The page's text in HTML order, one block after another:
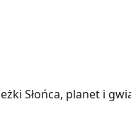
Słońca, planet i